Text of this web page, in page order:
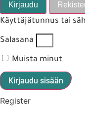
Kirjaudu
Käyttäjätunnus tai
Salasana
Muista minut
Kirjaudu sisään
Register